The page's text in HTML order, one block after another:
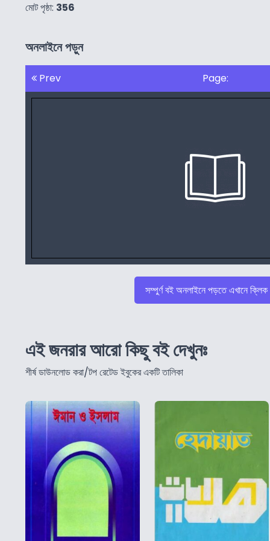
মোট পৃষ্ঠা: 356
অনলাইনে পড়ুন
Prev Page:
সম্পুর্ণ বই অনলাইনে পড়তে এখানে
এই জনরার আরো কিছু বই দেখুনঃ
শীর্ষ ডাউনলোড করা/টপ রেটেড ইবুকের একটি তালিকা